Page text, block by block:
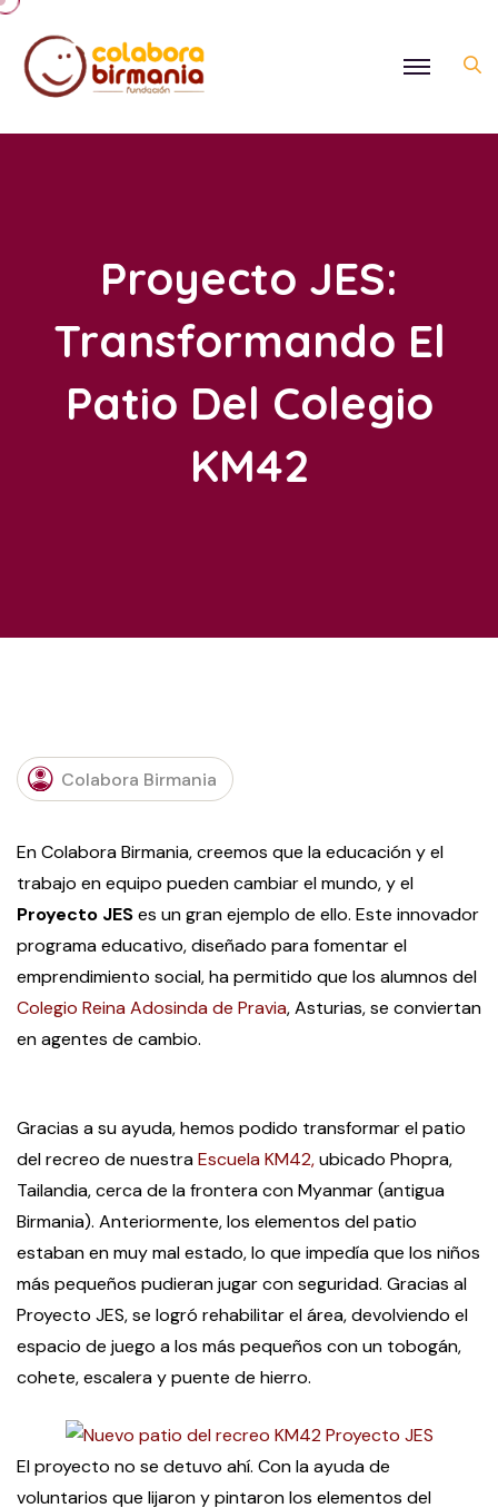
Proyecto JES:
Transformando El
Patio Del Colegio
KM42
Colabora Birmania
En Colabora Birmania, creemos que la educación y el
trabajo en equipo pueden cambiar el mundo, y el
Proyecto JESes un gran ejemplo de ello. Este innovador
programa educativo, diseñado para fomentar el
emprendimiento social, ha permitido que los alumnos del
Colegio Reina Adosinda de Pravia, Asturias, se conviertan
en agentes de cambio.
Gracias a su ayuda, hemos podido transformar el patio
del recreo de nuestraEscuela KM42,ubicado Phopra,
Tailandia, cerca de la frontera con Myanmar (antigua
Birmania). Anteriormente, los elementos del patio
estaban en muy mal estado, lo que impedía que los niños
más pequeños pudieran jugar con seguridad. Gracias al
Proyecto JES, se logró rehabilitar el área, devolviendo el
espacio de juego a los más pequeños con un tobogán,
cohete, escalera y puente de hierro.
El proyecto no se detuvo ahí. Con la ayuda de
voluntarios que lijaron y pintaron los elementos del